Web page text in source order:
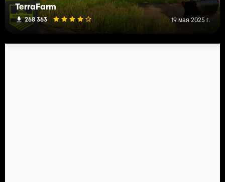
TerraFarm
268 363 19 мая 2025 г.